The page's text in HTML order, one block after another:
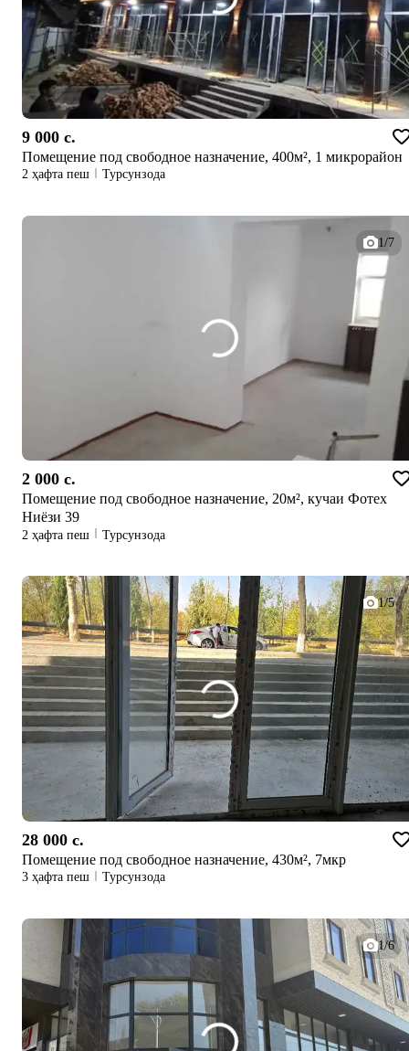
9 000 c.
Помещение под свободное назначение, 400м², 1 микрорайон
2 ҳафта пеш Турсунзода
1/7
2 000 c.
Помещение под свободное назначение, 20м², кучаи Фотех
Ниёзи 39
2 ҳафта пеш Турсунзода
1/5
28 000 c.
Помещение под свободное назначение, 430м², 7мкр
3 ҳафта пеш Турсунзода
1/6